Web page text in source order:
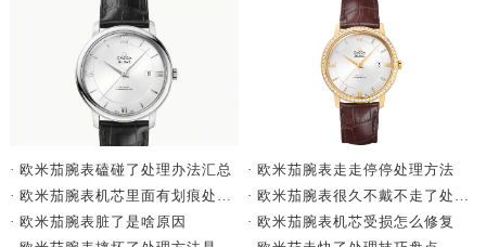
· 欧米茄腕表磕碰了处理办法汇总
· 欧米茄腕表机芯里面有划痕处理办法详解
· 欧米茄腕表脏了是啥原因
· 欧米茄腕表走走停停处理方法
· 欧米茄腕表机芯受损怎么修复